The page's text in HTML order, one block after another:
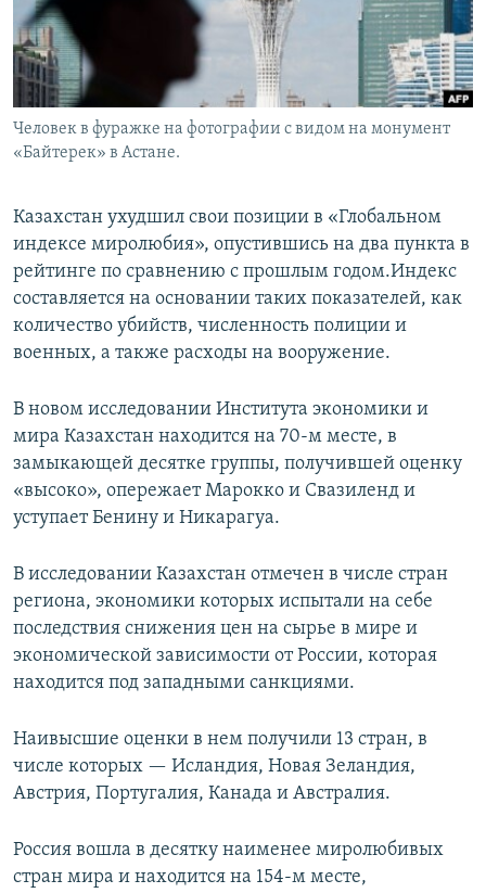
Человек в фуражке на фотографии с видом на монумент
«Байтерек» в Астане.
Казахстан ухудшил свои позиции в «Глобальном
индексе миролюбия», опустившись на два пункта в
рейтинге по сравнению с прошлым годом.Индекс
составляется на основании таких показателей, как
количество убийств, численность полиции и
военных, а также расходы на вооружение.
В новом исследовании Института экономики и
мира Казахстан находится на 70-м месте, в
замыкающей десятке группы, получившей оценку
«высоко», опережает Марокко и Свазиленд и
уступает Бенину и Никарагуа.
В исследовании Казахстан отмечен в числе стран
региона, экономики которых испытали на себе
последствия снижения цен на сырье в мире и
экономической зависимости от России, которая
находится под западными санкциями.
Наивысшие оценки в нем получили 13 стран, в
числе которых — Исландия, Новая Зеландия,
Австрия, Португалия, Канада и Австралия.
Россия вошла в десятку наименее миролюбивых
стран мира и находится на 154-м месте,